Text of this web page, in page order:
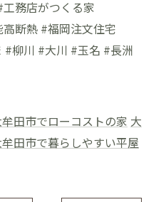
務店がつくる家
断熱 #福岡注文住宅
柳川 #大川 #玉名 #長洲
田市でローコストの家 大
田市で暮らしやすい平屋